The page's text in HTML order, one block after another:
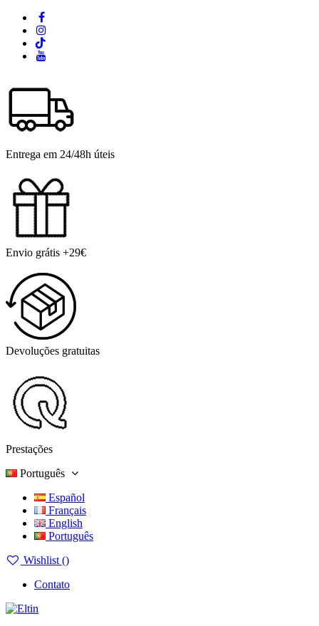
Entrega em 24/48h úteis
Envio grátis +29€
Devoluções gratuitas
Prestações
Português
Español
Français
English
Português
Wishlist ()
Contato